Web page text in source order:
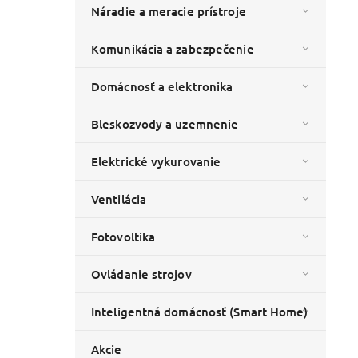
Náradie a meracie prístroje
Komunikácia a zabezpečenie
Domácnosť a elektronika
Bleskozvody a uzemnenie
Elektrické vykurovanie
Ventilácia
Fotovoltika
Ovládanie strojov
Inteligentná domácnosť (Smart Home)
Akcie